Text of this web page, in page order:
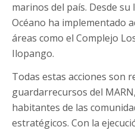
marinos del país. Desde
Océano ha implementado
áreas como el Complejo
Ilopango.
Todas estas acciones son
guardarrecursos del
habitantes de las
estratégicos. Con la